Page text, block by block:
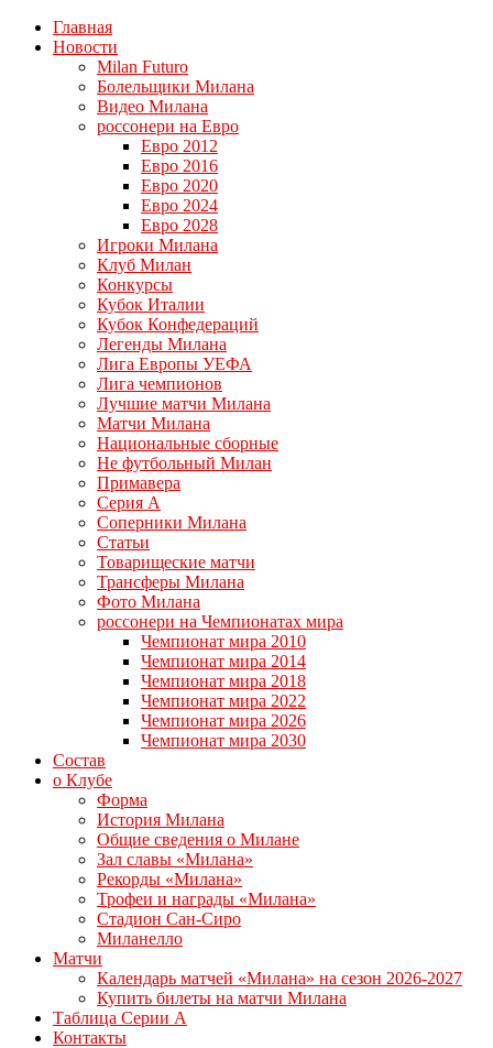
Главная
Новости
Milan Futuro
Болельщики Милана
Видео Милана
россонери на Евро
Евро 2012
Евро 2016
Евро 2020
Евро 2024
Евро 2028
Игроки Милана
Клуб Милан
Конкурсы
Кубок Италии
Кубок Конфедераций
Легенды Милана
Лига Европы УЕФА
Лига чемпионов
Лучшие матчи Милана
Матчи Милана
Национальные сборные
Не футбольный Милан
Примавера
Серия А
Соперники Милана
Статьи
Товарищеские матчи
Трансферы Милана
Фото Милана
россонери на Чемпионатах мира
Чемпионат мира 2010
Чемпионат мира 2014
Чемпионат мира 2018
Чемпионат мира 2022
Чемпионат мира 2026
Чемпионат мира 2030
Состав
о Клубе
Форма
История Милана
Общие сведения о Милане
Зал славы «Милана»
Рекорды «Милана»
Трофеи и награды «Милана»
Стадион Сан-Сиро
Миланелло
Матчи
Календарь матчей «Милана» на сезон 2026-2027
Купить билеты на матчи Милана
Таблица Серии А
Контакты